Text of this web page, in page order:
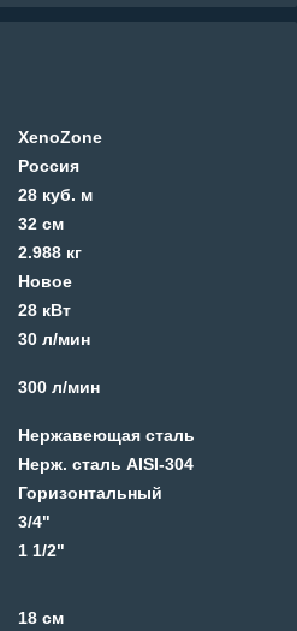
XenoZone
Россия
28 куб. м
32 см
2.988 кг
Новое
28 кВт
30 л/мин
300 л/мин
Нержавеющая сталь
Нерж. сталь AISI-304
Горизонтальный
3/4"
1 1/2"
18 см